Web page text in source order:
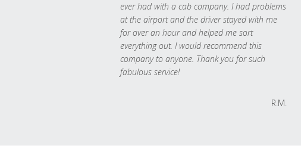
ever had with a cab company. I had problems
at the airport and the driver stayed with me
for over an hour and helped me sort
everything out. I would recommend this
company to anyone. Thank you for such
fabulous service!
R.M.